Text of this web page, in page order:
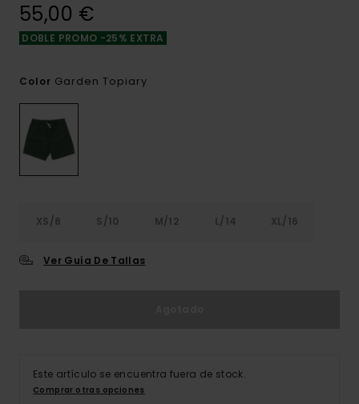
55,00 €
DOBLE PROMO -25% EXTRA
Color Garden Topiary
XS/8 S/10 M/12 L/14 XL/16
Ver Guía De Tallas
Este artículo se encuentra fuera de stock.
Comprar otras opciones